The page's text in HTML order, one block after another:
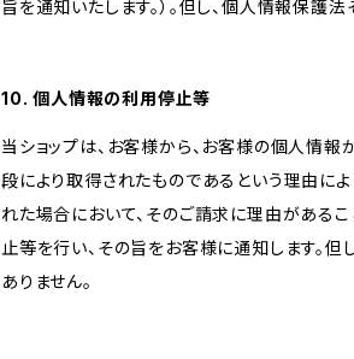
旨を通知いたします。）。但し、個人情報保護
10. 個人情報の利用停止等
当ショップは、お客様から、お客様の個人情
段により取得されたものであるという理由に
れた場合において、そのご請求に理由がある
止等を行い、その旨をお客様に通知します。
ありません。